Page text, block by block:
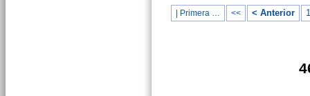
| Primera … << < Anterior